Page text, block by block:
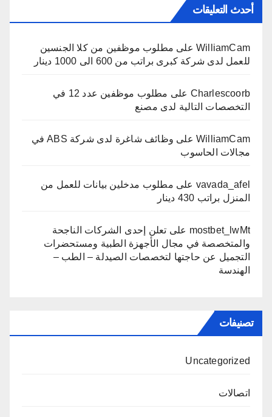
أحدث التعليقات
WilliamCam على مطلوب موظفين من كلا الجنسين
للعمل لدى شركة كبرى براتب من 600 الى 1000 دينار
Charlescoorb على
مطلوب موظفين عدد 12 في
التخصصات التالية لدى مصنع
WilliamCam على
وظائف شاغرة لدى شركة ABS في
مجالات الحاسوب
vavada_afel على مطلوب مدخلين بيانات للعمل من
المنزل براتب 430 دينار
mostbet_lwMt على تعلن إحدى الشركات الناجحة
والمتخصصة في مجال الأجهزة الطبية ومستحضرات
التجميل عن حاجتها لتخصصات الصيدلة – الطب –
الهندسة
تصنيفات
Uncategorized
اتصالات